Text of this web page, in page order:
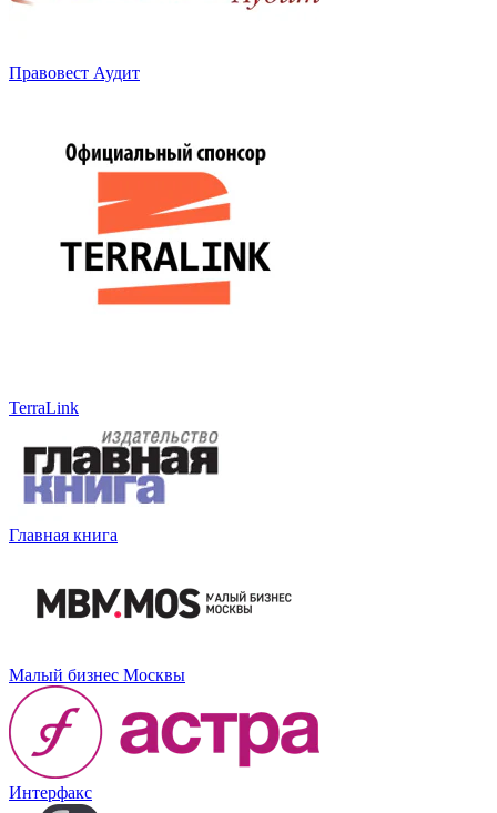
Правовест Аудит
TerraLink
Главная книга
Малый бизнес Москвы
Интерфакс